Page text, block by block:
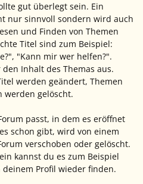
gut überlegt sein. Ein
nur sinnvoll sondern wird auch
und Finden von Themen
Titel sind zum Beispiel:
"Kann mir wer helfen?".
Inhalt des Themas aus.
werden geändert, Themen
werden gelöscht.
passt, in dem es eröffnet
schon gibt, wird von einem
verschoben oder gelöscht.
kannst du es zum Beispiel
Profil wieder finden.